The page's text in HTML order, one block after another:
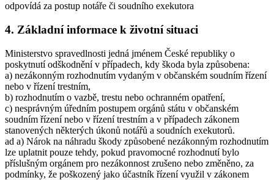
odpovídá za postup notáře či soudního exekutora
4. Základní informace k životní situaci
Ministerstvo spravedlnosti jedná jménem České republiky o
poskytnutí odškodnění v případech, kdy škoda byla způsobena:
a) nezákonným rozhodnutím vydaným v občanském soudním řízení
nebo v řízení trestním,
b) rozhodnutím o vazbě, trestu nebo ochranném opatření,
c) nesprávným úředním postupem orgánů státu v občanském
soudním řízení nebo v řízení trestním a v případech zákonem
stanovených některých úkonů notářů a soudních exekutorů.
ad a) Nárok na náhradu škody způsobené nezákonným rozhodnutím
lze uplatnit pouze tehdy, pokud pravomocné rozhodnutí bylo
příslušným orgánem pro nezákonnost zrušeno nebo změněno, za
podmínky, že poškozený jako účastník řízení využil v zákonem